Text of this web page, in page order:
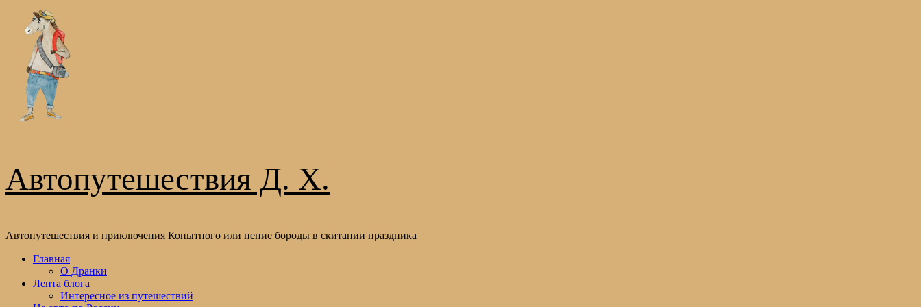
Перейти
содержимому
Автопутешествия Д. Х.
Автопутешествия и приключения Копытного или пение бороды в скитании праздника
ОсновноеГлавная
О Дранки
Лента блога
Интересное из путешествий